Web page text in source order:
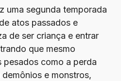
uma segunda temporada
atos passados e
de ser criança e entrar
que mesmo
pesados como a perda
e monstros,